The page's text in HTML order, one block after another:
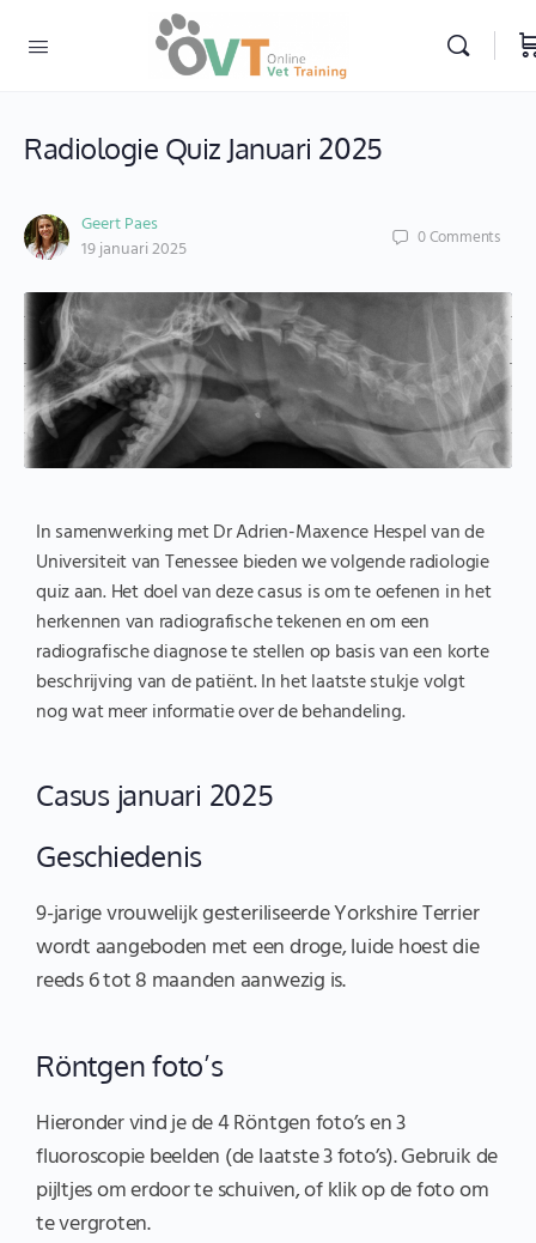
Radiologie Quiz Januari 2025
Geert Paes
19 januari 2025
0Comments
In samenwerking met Dr Adrien-Maxence Hespel van de
Universiteit van Tenessee bieden we volgende radiologie
quiz aan. Het doel van deze casus is om te oefenen in het
herkennen van radiografische tekenen en om een
radiografische diagnose te stellen op basis van een korte
beschrijving van de patiënt. In het laatste stukje volgt
nog wat meer informatie over de behandeling.
Casus januari 2025
Geschiedenis
9-jarige vrouwelijk gesteriliseerde Yorkshire Terrier
wordt aangeboden met een droge, luide hoest die
reeds 6 tot 8 maanden aanwezig is.
Röntgen foto’s
Hieronder vind je de 4 Röntgen foto’s en 3
fluoroscopie beelden (de laatste 3 foto’s). Gebruik de
pijltjes om erdoor te schuiven, of klik op de foto om
te vergroten.